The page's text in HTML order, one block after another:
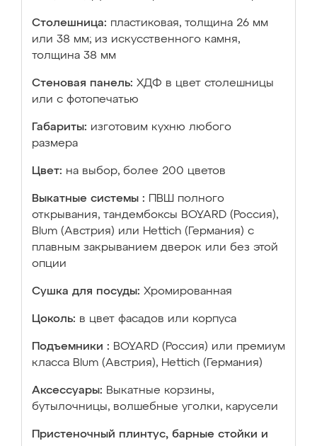
Столешница: пластиковая, толщина 26 мм
или 38 мм; из искусственного камня,
толщина 38 мм
Стеновая панель: ХДФ в цвет столешницы
или с фотопечатью
Габариты: изготовим кухню любого
размера
Цвет: на выбор, более 200 цветов
Выкатные системы :
ПВШ полного
открывания, тандембоксы BOYARD (Россия),
Blum (Австрия) или Hettich (Германия) с
плавным закрыванием дверок или без этой
опции
Сушка для посуды: Хромированная
Цоколь: в цвет фасадов или корпуса
Подъемники : BOYARD (Россия) или премиум
класса Blum (Австрия), Hettich (Германия)
Аксессуары: Выкатные корзины,
бутылочницы, волшебные уголки, карусели
Пристеночный плинтус, барные стойки и